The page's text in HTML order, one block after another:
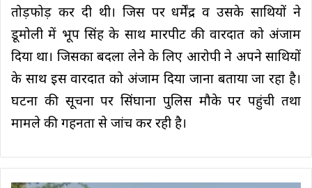
तोड़फोड़ कर दी थी। जिस पर धर्मेंद्र व उसके साथियों ने
डूमोली में भूप सिंह के साथ मारपीट की वारदात को अंजाम
दिया था। जिसका बदला लेने के लिए आरोपी ने अपने साथियों
के साथ इस वारदात को अंजाम दिया जाना बताया जा रहा है।
घटना की सूचना पर सिंघाना पुलिस मौके पर पहुंची तथा
मामले की गहनता से जांच कर रही है।